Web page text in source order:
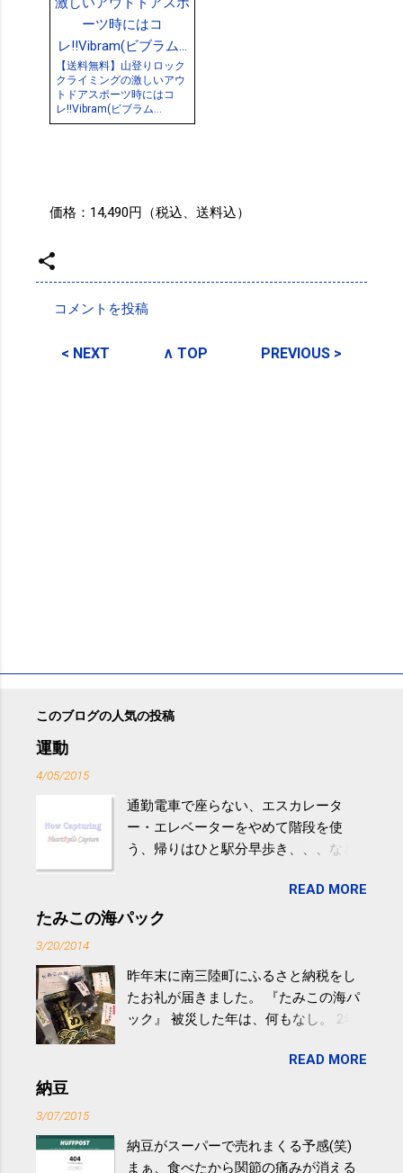
【送料無料】山登りロック
クライミングの激しいアウ
トドアスポーツ時にはコ
レ!!Vibram(ビブラム...
価格：14,490円（税込、送料込）
メ
コメントを投稿
< NEXT ∧ TOP PREVIOUS >
このブログの人気の投稿
運動
4/05/2015
通勤電車で座らない、エスカレータ
ー・エレベーターをやめて階段を使
う、帰りはひと駅分早歩き、、、など
やすい。 スポーツウェア・シューズで
するものだけが運動ではない。 食べ
けると改善する、との結果を筑波大の
研究チームが発表した。改善が期待で
きるのは、過度の飲酒が原因ではない
減らなくても効果があるという。 正田
波大「減量しなくても効果」 - ニュー
READ MORE
たみこの海パック
3/20/2014
昨年末に南三陸町にふるさと納税をし
たお礼が届きました。 『たみこの海パ
ック』 被災した年は、何もなし。 2年
が『たみこの海パック』。 ボランティ
全く考えていなかったので、貰えると
READ MORE
納豆
3/07/2015
納豆がスーパーで売れまくる予感(笑)
まぁ、食べたから関節の痛みが消える